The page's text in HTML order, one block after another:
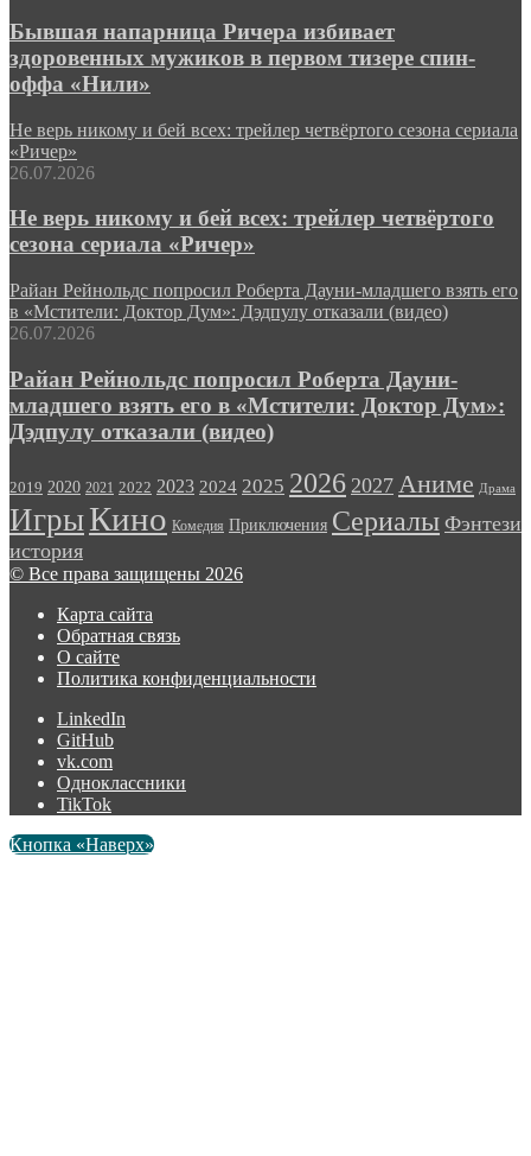
Бывшая напарница Ричера избивает
здоровенных мужиков в первом тизере спин-
оффа «Нили»
Не верь никому и бей всех: трейлер четвёртого сезона сериала
«Ричер»
26.07.2026
Не верь никому и бей всех: трейлер четвёртого
сезона сериала «Ричер»
Райан Рейнольдс попросил Роберта Дауни-младшего взять его
в «Мстители: Доктор Дум»: Дэдпулу отказали (видео)
26.07.2026
Райан Рейнольдс попросил Роберта Дауни-
младшего взять его в «Мстители: Доктор Дум»:
Дэдпулу отказали (видео)
2019 2020 2021 2022 2023 2024 2025 2026 2027 Аниме Драма
ИгрыКино Комедия Приключения Сериалы Фэнтези
история
© Все права защищены 2026
Карта сайта
Обратная связь
О сайте
Политика конфиденциальности
LinkedIn
GitHub
vk.com
Одноклассники
TikTok
Кнопка «Наверх»